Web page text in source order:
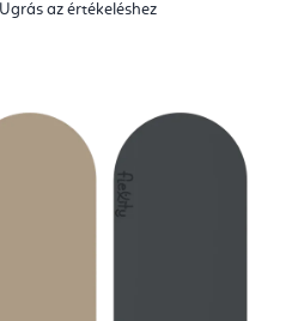
Ugrás az értékeléshez